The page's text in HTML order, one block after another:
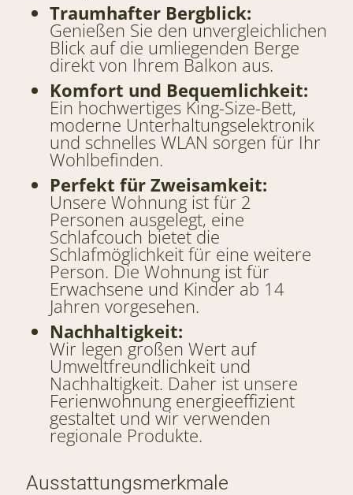
Traumhafter Bergblick:
Genießen Sie den unvergleichlichen
Blick auf die umliegenden Berge
direkt von Ihrem Balkon aus.
Komfort und Bequemlichkeit:
Ein hochwertiges King-Size-Bett,
moderne Unterhaltungselektronik
und schnelles WLAN sorgen für Ihr
Wohlbefinden.
Perfekt für Zweisamkeit:
Unsere Wohnung ist für 2
Personen ausgelegt, eine
Schlafcouch bietet die
Schlafmöglichkeit für eine weitere
Person. Die Wohnung ist für
Erwachsene und Kinder ab 14
Jahren vorgesehen.
Nachhaltigkeit:
Wir legen großen Wert auf
Umweltfreundlichkeit und
Nachhaltigkeit. Daher ist unsere
Ferienwohnung energieeffizient
gestaltet und wir verwenden
regionale Produkte.
Ausstattungsmerkmale